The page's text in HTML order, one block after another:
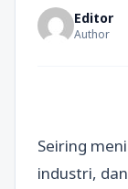
Editor
Author
Seiring
industri,